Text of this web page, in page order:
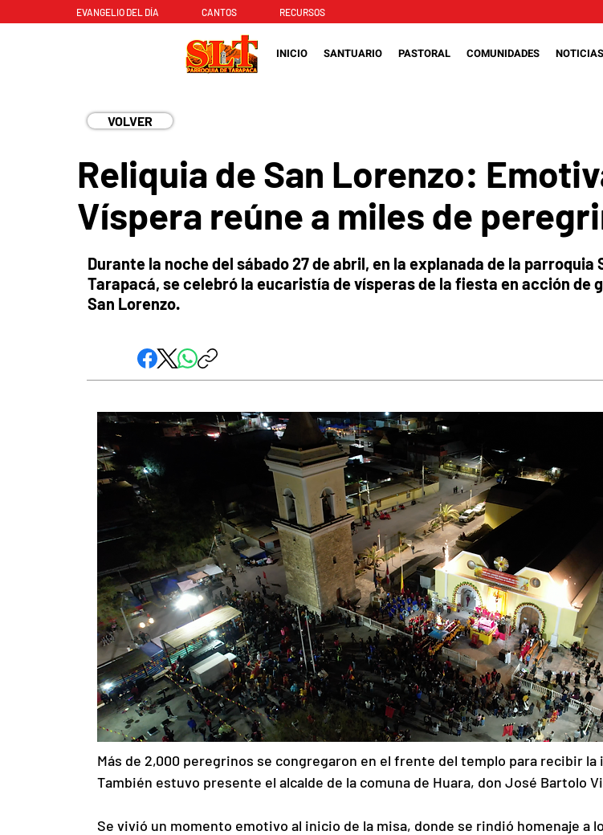
EVANGELIO DEL DÍA CANTOS RECURSOS
INICIO SANTUARIO PASTORAL COMUNIDADES NOTICIAS
VOLVER
Reliquia de San Lorenzo:
Víspera reúne a miles de
Durante la noche del sábado 27 de abril, en la explanada de la parroquia
Tarapacá, se celebró la eucaristía de vísperas de la fiesta en acción de
San Lorenzo.
Más de 2,000 peregrinos se congregaron en el frente del templo para recibir la
También estuvo presente el alcalde de la comuna de Huara, don José Bartolo
Se vivió un momento emotivo al inicio de la misa, donde se rindió homenaje a